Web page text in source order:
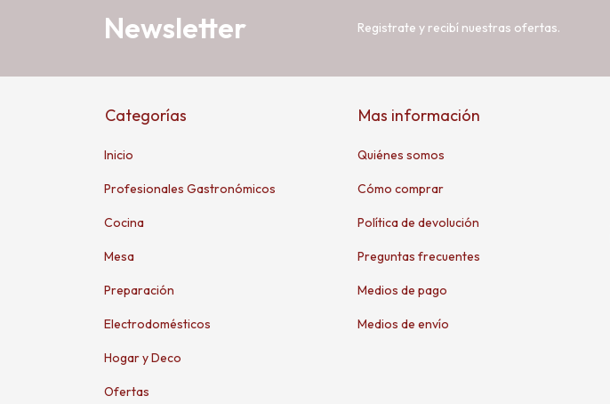
Newsletter Registrate y recibí nuestras ofertas.
Categorías
Inicio
Profesionales Gastronómicos
Cocina
Mesa
Preparación
Electrodomésticos
Hogar y Deco
Ofertas
Mas información
Quiénes somos
Cómo comprar
Política de devolución
Preguntas frecuentes
Medios de pago
Medios de envío